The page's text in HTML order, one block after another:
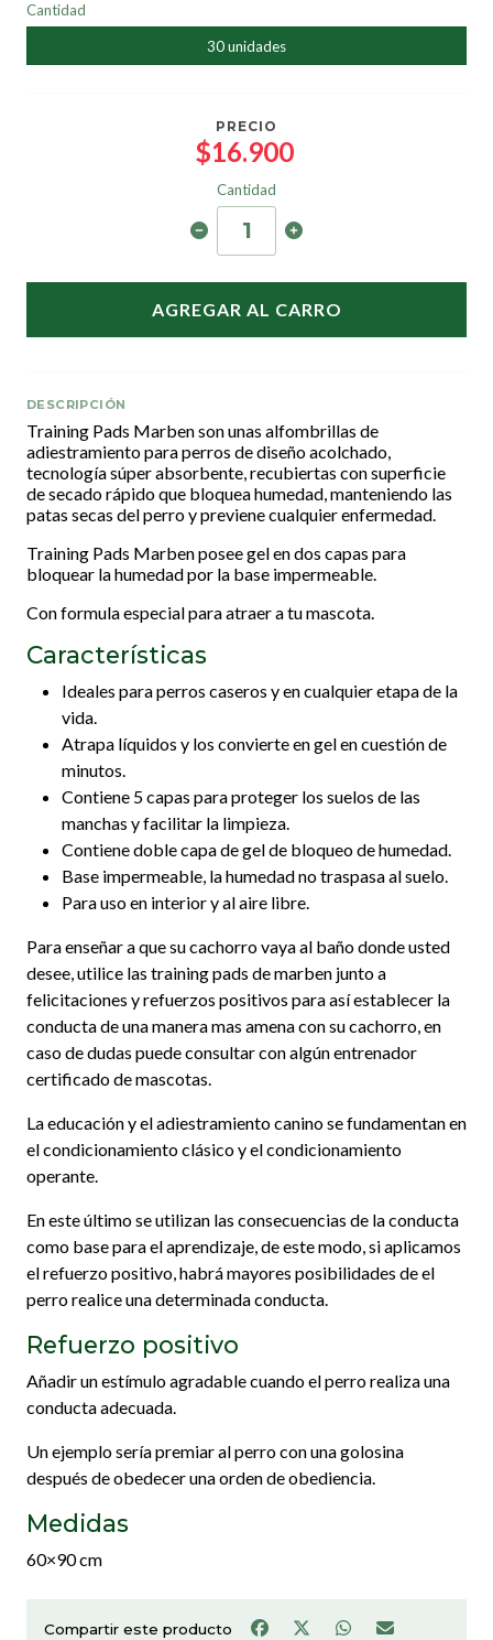
Cantidad
30 unidades
PRECIO
$16.900
Cantidad
AGREGAR AL CARRO
DESCRIPCIÓN
Training Pads Marben son unas alfombrillas de
adiestramiento para perros de diseño acolchado,
tecnología súper absorbente, recubiertas con superficie
de secado rápido que bloquea humedad, manteniendo las
patas secas del perro y previene cualquier enfermedad.
Training Pads Marben posee gel en dos capas para
bloquear la humedad por la base impermeable.
Con formula especial para atraer a tu mascota.
Características
Ideales para perros caseros y en cualquier etapa de la
vida.
Atrapa líquidos y los convierte en gel en cuestión de
minutos.
Contiene 5 capas para proteger los suelos de las
manchas y facilitar la limpieza.
Contiene doble capa de gel de bloqueo de humedad.
Base impermeable, la humedad no traspasa al suelo.
Para uso en interior y al aire libre.
Para enseñar a que su cachorro vaya al baño donde usted
desee, utilice las training pads de marben junto a
felicitaciones y refuerzos positivos para así establecer la
conducta de una manera mas amena con su cachorro, en
caso de dudas puede consultar con algún entrenador
certificado de mascotas.
La educación y el adiestramiento canino se fundamentan en
el condicionamiento clásico y el condicionamiento
operante.
En este último se utilizan las consecuencias de la conducta
como base para el aprendizaje, de este modo, si aplicamos
el refuerzo positivo, habrá mayores posibilidades de el
perro realice una determinada conducta.
Refuerzo positivo
Añadir un estímulo agradable cuando el perro realiza una
conducta adecuada.
Un ejemplo sería premiar al perro con una golosina
después de obedecer una orden de obediencia.
Medidas
60×90 cm
Compartir este producto